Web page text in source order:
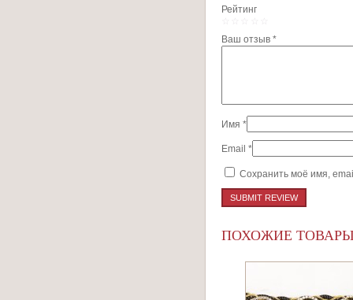
Рейтинг
Ваш отзыв *
Имя *
Email *
Сохранить моё имя,
ПОХОЖИЕ